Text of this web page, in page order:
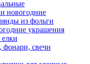
новогодние
из фольги
украшения
фонари, свечи